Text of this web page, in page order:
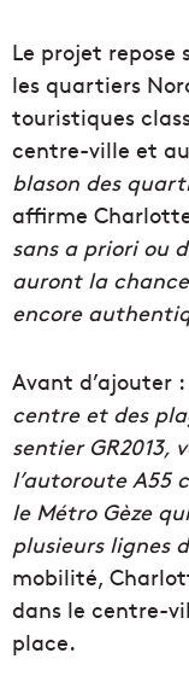
Le projet repose
les quartiers
touristiques
centre-ville et
blason des
affirme
sans a priori ou
auront la
encore
Avant d’ajouter :
centre et des
sentier GR2013,
l’autoroute A55
le Métro Gèze
plusieurs lignes
mobilité,
dans le centre-
place.